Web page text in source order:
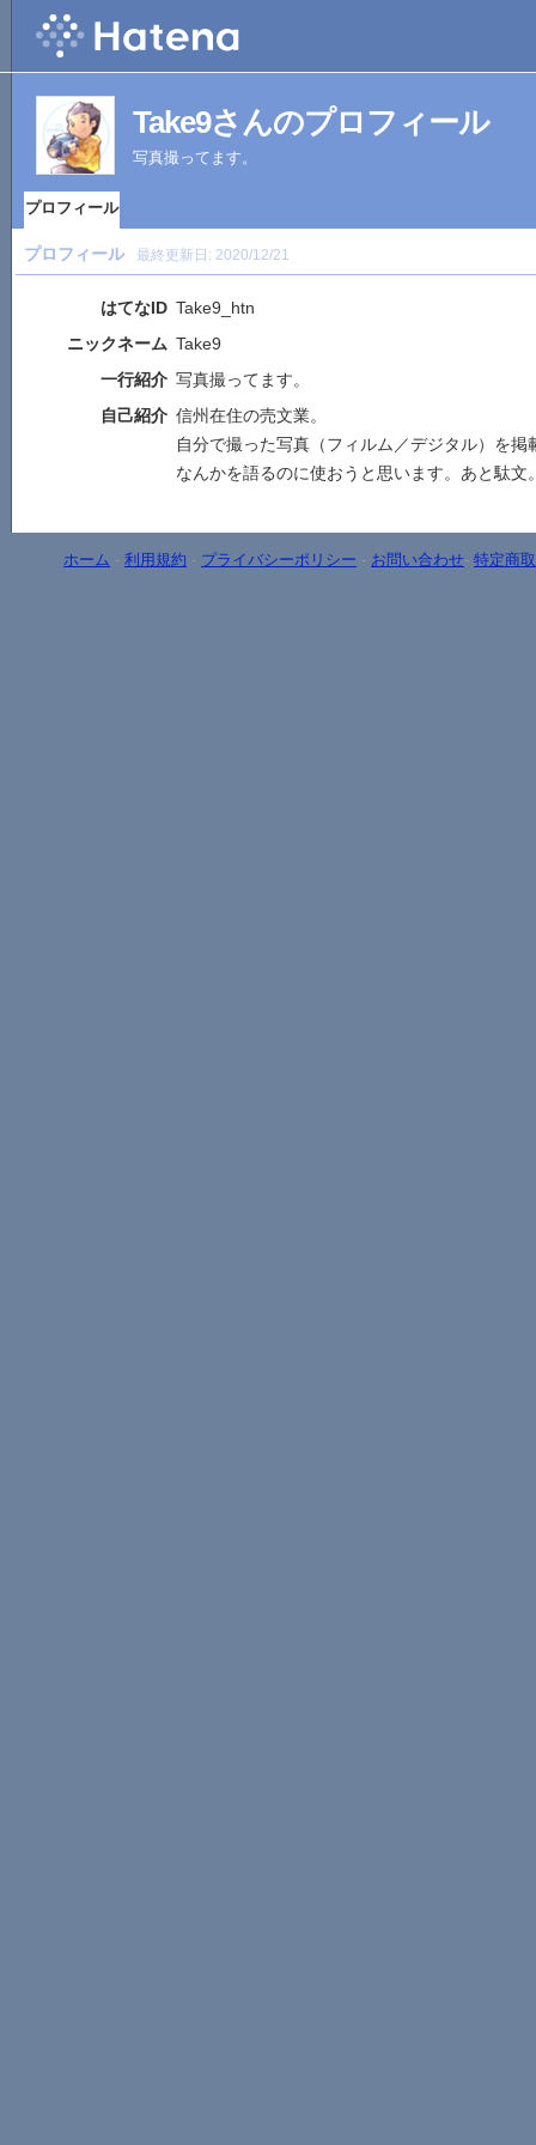
Take9さんのプロフィール
写真撮ってます。
プロフィール
プロフィール 最終更新日: 2020/12/21
はてなID Take9_htn
ニックネーム Take9
一行紹介 写真撮ってます。
自己紹介 信州在住の売文業。
自分で撮った写真（フィルム／デジタル）を
なんかを語るのに使おうと思います。あと駄文
ホーム - 利用規約 - プライバシーポリシー - お問い合わせ- 特定商